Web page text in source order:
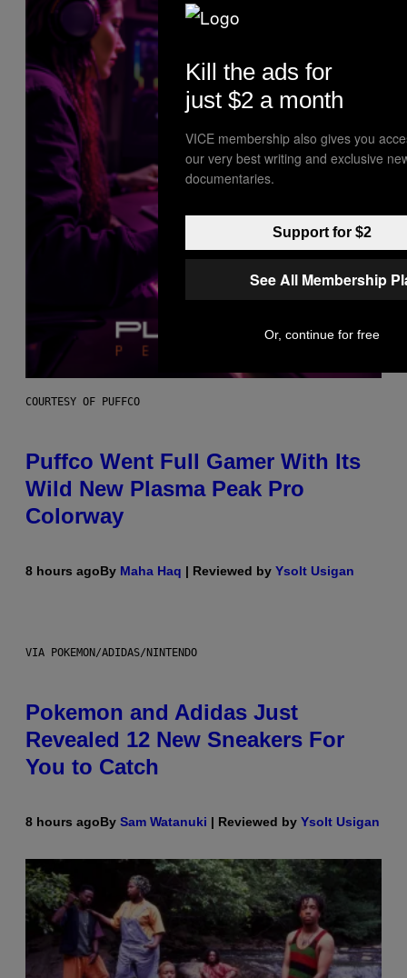
COURTESY OF PUFFCO
Puffco Went Full Gamer With Its
Wild New Plasma Peak Pro
Colorway
8 hours agoBy Maha Haq | Reviewed by Ysolt Usigan
VIA POKEMON/ADIDAS/NINTENDO
Pokemon and Adidas Just
Revealed 12 New Sneakers For
You to Catch
8 hours agoBy Sam Watanuki | Reviewed by Ysolt Usigan
Kill the ads for
just $2 a month
VICE membership also gives you
our very best writing and exclusive
documentaries.
Support for $2
See All Membership
Or, continue for free